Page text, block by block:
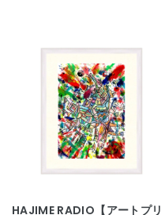
HAJIME RADIO【アートプリ